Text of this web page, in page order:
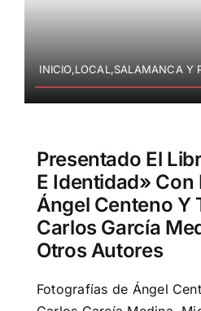
INICIO,LOCAL,SALAMANCA Y
Presentado El
E Identidad» Con
Ángel Centeno Y
Carlos García
Otros Autores
Fotografías de Ángel